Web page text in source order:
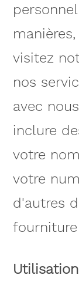
visitez
nos
avec
inclure
votre
votre
d'autres